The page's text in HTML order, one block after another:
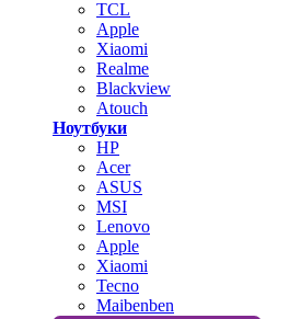
TCL
Apple
Xiaomi
Realme
Blackview
Atouch
Ноутбуки
HP
Acer
ASUS
MSI
Lenovo
Apple
Xiaomi
Tecno
Maibenben